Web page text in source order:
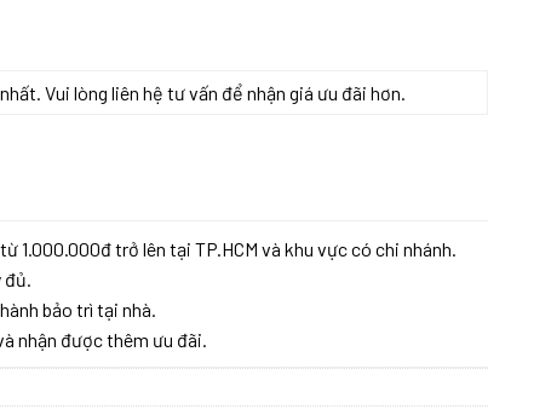
Vui lòng liên hệ tư vấn để nhận giá ưu đãi hơn.
1.000.000đ trở lên tại TP.HCM và khu vực có chi nhánh.
bảo trì tại nhà.
nhận được thêm ưu đãi.